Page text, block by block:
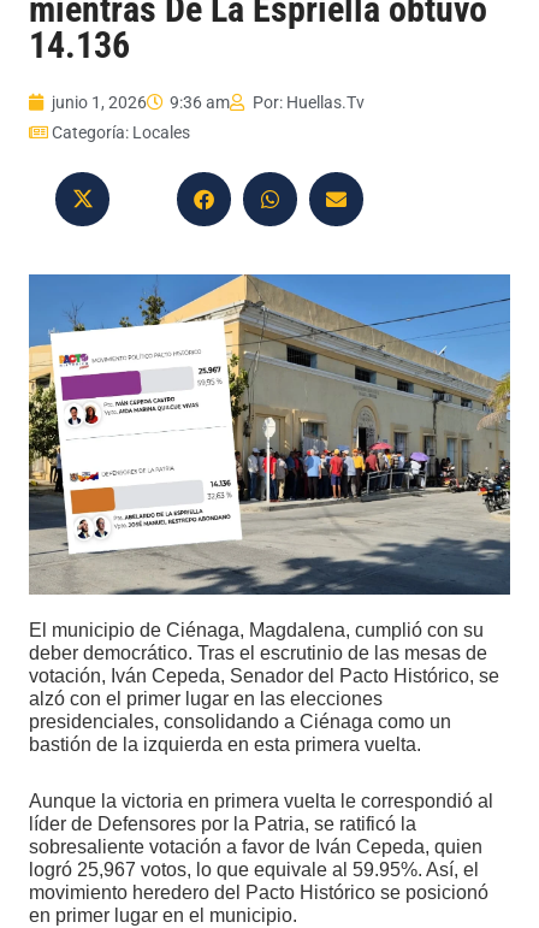
mientras De La Espriella obtuvo
14.136
junio 1, 2026 9:36 am Por: Huellas.Tv
Categoría: Locales
El municipio de Ciénaga, Magdalena, cumplió con su
deber democrático. Tras el escrutinio de las mesas de
votación, Iván Cepeda, Senador del Pacto Histórico, se
alzó con el primer lugar en las elecciones
presidenciales, consolidando a Ciénaga como un
bastión de la izquierda en esta primera vuelta.
Aunque la victoria en primera vuelta le correspondió al
líder de Defensores por la Patria, se ratificó la
sobresaliente votación a favor de Iván Cepeda, quien
logró 25,967 votos, lo que equivale al 59.95%. Así, el
movimiento heredero del Pacto Histórico se posicionó
en primer lugar en el municipio.